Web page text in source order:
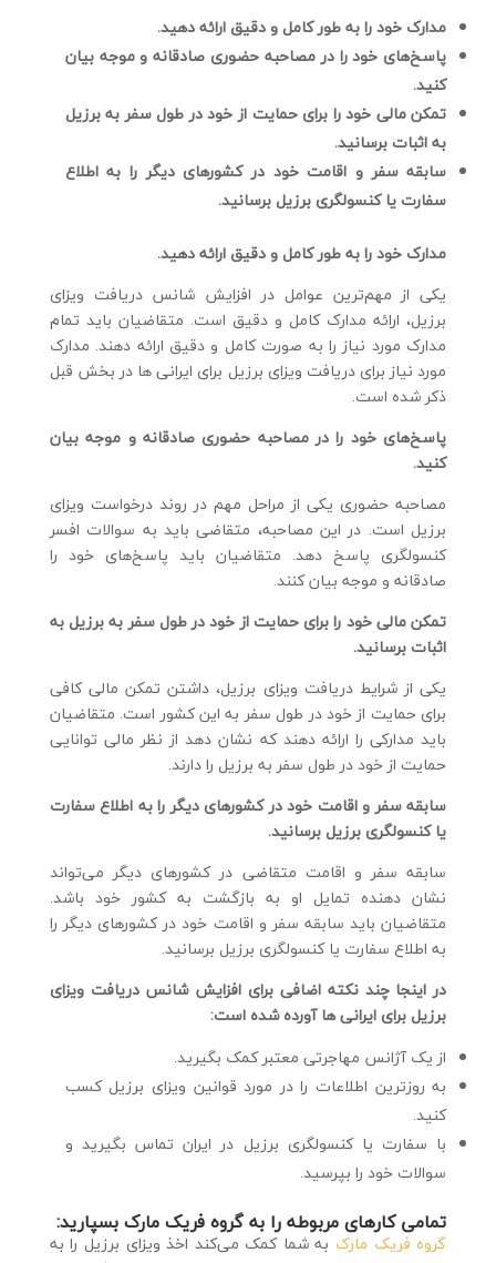
مدارک خود را به طور کامل و دقیق ارائه دهید.
پاسخ‌های خود را در مصاحبه حضوری صادقانه و موجه بیان
کنید.
تمکن مالی خود را برای حمایت از خود در طول سفر به برزیل
به اثبات برسانید.
سابقه سفر و اقامت خود در کشورهای دیگر را به اطلاع
سفارت یا کنسولگری برزیل برسانید.
مدارک خود را به طور کامل و دقیق ارائه دهید.
یکی از مهم‌ترین عوامل در افزایش شانس دریافت ویزای
برزیل، ارائه مدارک کامل و دقیق است. متقاضیان باید تمام
مدارک مورد نیاز را به صورت کامل و دقیق ارائه دهند. مدارک
مورد نیاز برای دریافت ویزای برزیل برای ایرانی ها در بخش قبل
ذکر شده است.
پاسخ‌های خود را در مصاحبه حضوری صادقانه و موجه بیان
کنید.
مصاحبه حضوری یکی از مراحل مهم در روند درخواست ویزای
برزیل است. در این مصاحبه، متقاضی باید به سوالات افسر
کنسولگری پاسخ دهد. متقاضیان باید پاسخ‌های خود را
صادقانه و موجه بیان کنند.
تمکن مالی خود را برای حمایت از خود در طول سفر به برزیل به
اثبات برسانید.
یکی از شرایط دریافت ویزای برزیل، داشتن تمکن مالی کافی
برای حمایت از خود در طول سفر به این کشور است. متقاضیان
باید مدارکی را ارائه دهند که نشان دهد از نظر مالی توانایی
حمایت از خود در طول سفر به برزیل را دارند.
سابقه سفر و اقامت خود در کشورهای دیگر را به اطلاع سفارت
یا کنسولگری برزیل برسانید.
سابقه سفر و اقامت متقاضی در کشورهای دیگر می‌تواند
نشان دهنده تمایل او به بازگشت به کشور خود باشد.
متقاضیان باید سابقه سفر و اقامت خود در کشورهای دیگر را
به اطلاع سفارت یا کنسولگری برزیل برسانید.
در اینجا چند نکته اضافی برای افزایش شانس دریافت ویزای
برزیل برای ایرانی ها آورده شده است:
از یک آژانس مهاجرتی معتبر کمک بگیرید.
به روزترین اطلاعات را در مورد قوانین ویزای برزیل کسب
کنید.
با سفارت یا کنسولگری برزیل در ایران تماس بگیرید و
سوالات خود را بپرسید.
تمامی کارهای مربوطه را به گروه فریک مارک بسپارید:
گروه فریک مارک به شما کمک می‌کند اخذ ویزای برزیل را به